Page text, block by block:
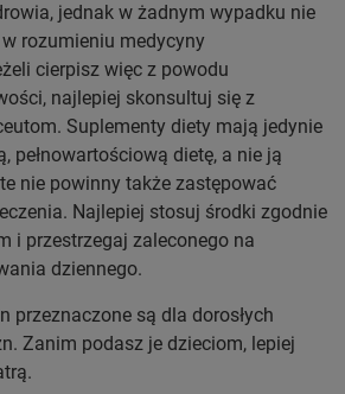
jednak w żadnym wypadku nie
rozumieniu medycyny
cierpisz więc z powodu
najlepiej skonsultuj się z
Suplementy diety mają jedynie
pełnowartościową dietę, a nie ją
nie powinny także zastępować
Najlepiej stosuj środki zgodnie
i przestrzegaj zaleconego na
dziennego.
przeznaczone są dla dorosłych
Zanim podasz je dzieciom, lepiej